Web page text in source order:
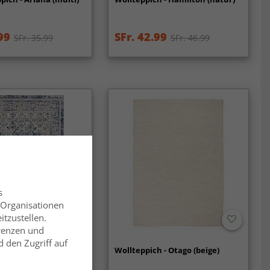
SFr. 35.99 SFr. 42.99 SFr. 46.99
- Denizli (blau) Wollteppich - Otago (beige)
und
den Zugriff auf